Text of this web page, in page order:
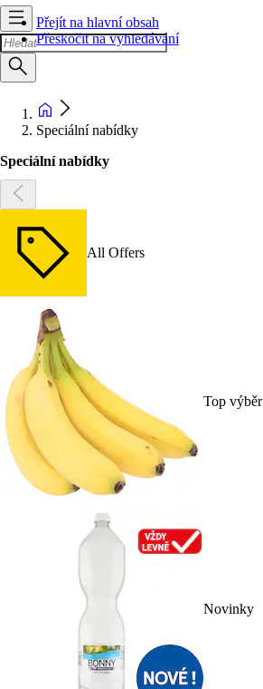
Přejít na hlavní obsah
Přeskočit na vyhledávání
Speciální nabídky
Speciální nabídky
All Offers
Top výběr
Novinky